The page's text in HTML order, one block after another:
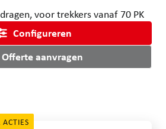
voor trekkers vanaf 70 PK
Offerte aanvragen
Configureren